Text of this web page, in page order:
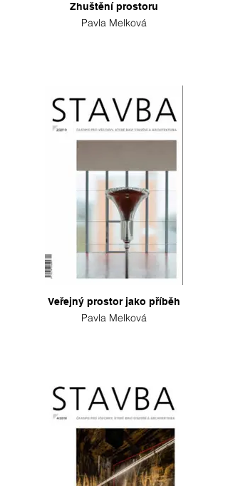
Zhuštění prostoru
Pavla Melková
Veřejný prostor jako příběh
Pavla Melková